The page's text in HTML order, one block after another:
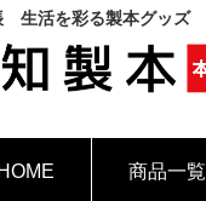
生活を彩る製本グッズ
HOME 商品一覧